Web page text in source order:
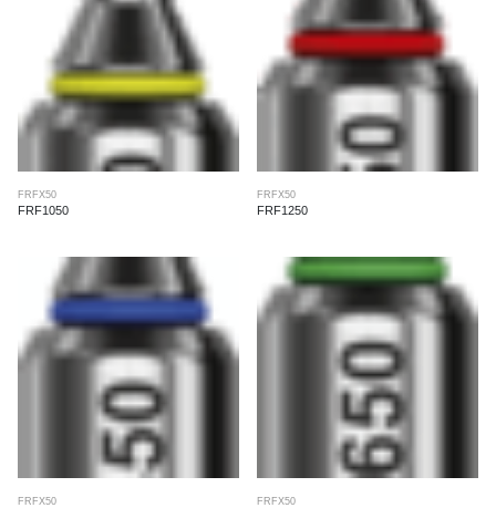
FRFX50
FRF1050
FRFX50
FRF1250
FRFX50 FRFX50